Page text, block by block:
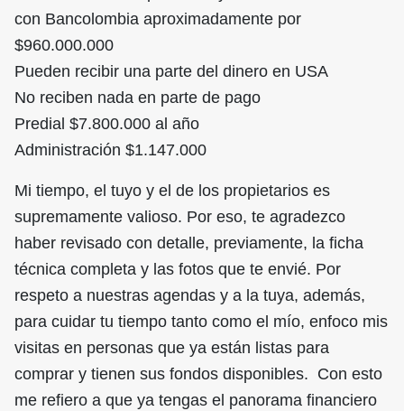
con Bancolombia aproximadamente por
$960.000.000
Pueden recibir una parte del dinero en USA
No reciben nada en parte de pago
Predial $7.800.000 al año
Administración $1.147.000
Mi tiempo, el tuyo y el de los propietarios es
supremamente valioso. Por eso, te agradezco
haber revisado con detalle, previamente, la ficha
técnica completa y las fotos que te envié. Por
respeto a nuestras agendas y a la tuya, además,
para cuidar tu tiempo tanto como el mío, enfoco mis
visitas en personas que ya están listas para
comprar y tienen sus fondos disponibles. Con esto
me refiero a que ya tengas el panorama financiero